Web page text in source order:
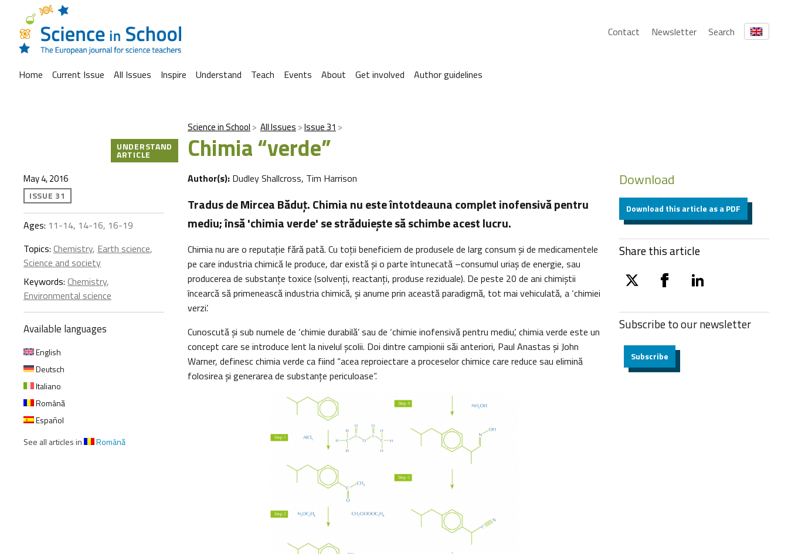
Contact Newsletter Search
Home Current Issue All Issues Inspire Understand Teach Events About Get involved Author guidelines
Science in School All Issues Issue 31
Chimia “verde”
UNDERSTAND
ARTICLE
May 4, 2016
ISSUE 31
Ages: 11-14, 14-16, 16-19
Topics: Chemistry, Earth science,
Science and society
Keywords: Chemistry,
Environmental science
Available languages
English
Deutsch
Italiano
Română
Español
See all articles in
Română
Author(s): Dudley Shallcross, Tim Harrison
Tradus de Mircea Băduţ. Chimia nu este întotdeauna complet inofensivă pentru
mediu; însă 'chimia verde' se străduieşte să schimbe acest lucru.
Chimia nu are o reputație fără pată. Cu toții beneficiem de produsele de larg consum și de medicamentele
pe care industria chimică le produce, dar există și o parte întunecată –consumul uriaş de energie, sau
producerea de substanţe toxice (solvenți, reactanți, produse reziduale). De peste 20 de ani chimiştii
încearcă să primenească industria chimică, şi anume prin această paradigmă, tot mai vehiculată, a ‘chimiei
verzi’.
Cunoscută şi sub numele de ‘chimie durabilă’ sau de ‘chimie inofensivă pentru mediu’, chimia verde este un
concept care se introduce lent la nivelul școlii. Doi dintre campionii săi anteriori, Paul Anastas și John
Warner, definesc chimia verde ca fiind “acea reproiectare a proceselor chimice care reduce sau elimină
folosirea și generarea de substanțe periculoase”.
Download
Download this article as a PDF
Share this article
twitter facebooklinkedin
Subscribe to ournewsletter
Subscribe